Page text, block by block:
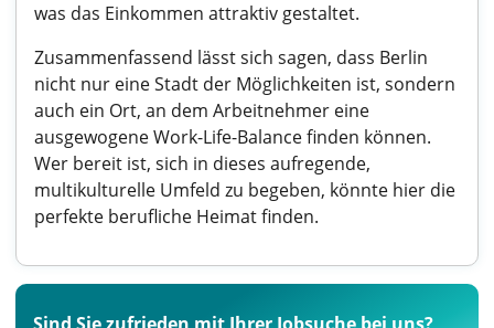
was das Einkommen attraktiv gestaltet.
Zusammenfassend lässt sich sagen, dass Berlin
nicht nur eine Stadt der Möglichkeiten ist, sondern
auch ein Ort, an dem Arbeitnehmer eine
ausgewogene Work-Life-Balance finden können.
Wer bereit ist, sich in dieses aufregende,
multikulturelle Umfeld zu begeben, könnte hier die
perfekte berufliche Heimat finden.